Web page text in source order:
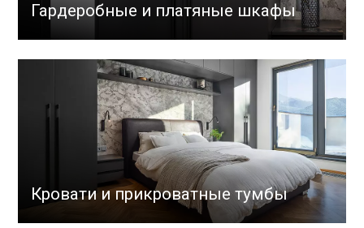
Гардеробные и платяные шкафы
Кровати и прикроватные тумбы